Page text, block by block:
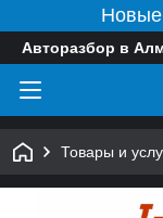
Новые
Авторазбор в
Товары и